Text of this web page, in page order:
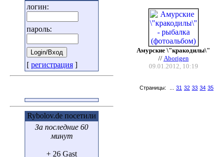
логин:
пароль:
[ регистрация ]
Rybolov.de посетили
За последние 60
минут
+ 26 Gast
Амурские \"кракодилы\"
// Aborigen
09.01.2012, 10:19
Страницы: 31 32 33 34 35